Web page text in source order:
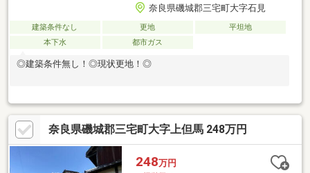
奈良県磯城郡三宅町大字石見
建築条件なし 更地
平坦地
本下水
都市ガス
◎建築条件無し！◎現状更地！◎
奈良県磯城郡三宅町大字上但馬 248万円
248万円